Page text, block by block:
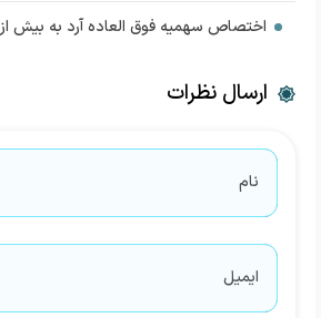
اختصاص سهمیه فوق العاده آرد به بیش از ۴۰۰ نانوایی در قم
ارسال نظرات